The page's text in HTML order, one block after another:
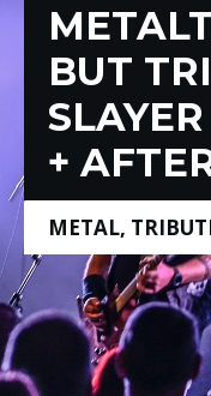
BUT
+
METAL,